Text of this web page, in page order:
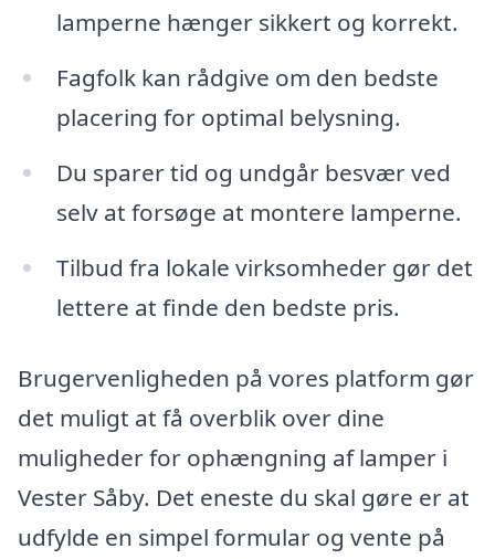
lamperne hænger sikkert og korrekt.
Fagfolk kan rådgive om den bedste
placering for optimal belysning.
Du sparer tid og undgår besvær ved
selv at forsøge at montere lamperne.
Tilbud fra lokale virksomheder gør det
lettere at finde den bedste pris.
Brugervenligheden på vores platform gør
det muligt at få overblik over dine
muligheder for ophængning af lamper i
Vester Såby. Det eneste du skal gøre er at
udfylde en simpel formular og vente på